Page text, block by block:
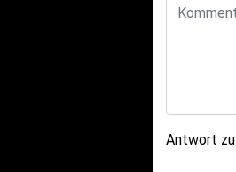
Antwort zu